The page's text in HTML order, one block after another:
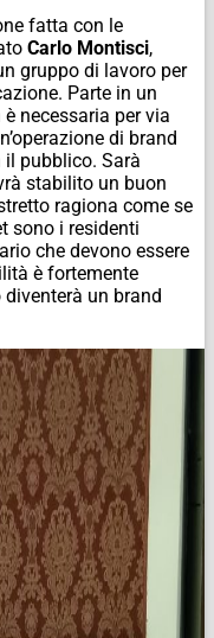
fatta con le
Carlo Montisci,
gruppo di lavoro per
Parte in un
necessaria per via
di brand
il pubblico. Sarà
stabilito un buon
ragiona come se
sono i residenti
che devono essere
è fortemente
un brand